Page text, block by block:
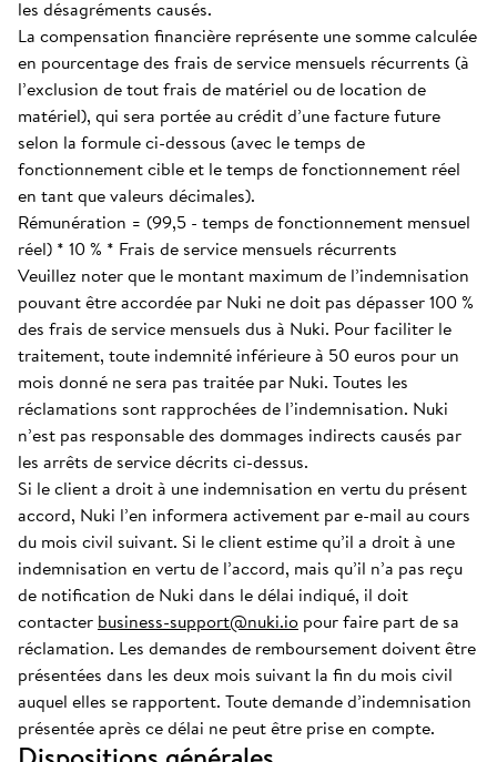
les désagréments causés.
La compensation financière représente une somme calculée
en pourcentage des frais de service mensuels récurrents (à
l’exclusion de tout frais de matériel ou de location de
matériel), qui sera portée au crédit d’une facture future
selon la formule ci-dessous (avec le temps de
fonctionnement cible et le temps de fonctionnement réel
en tant que valeurs décimales).
Rémunération = (99,5 - temps de fonctionnement mensuel
réel) * 10 % * Frais de service mensuels récurrents
Veuillez noter que le montant maximum de l’indemnisation
pouvant être accordée par Nuki ne doit pas dépasser 100 %
des frais de service mensuels dus à Nuki. Pour faciliter le
traitement, toute indemnité inférieure à 50 euros pour un
mois donné ne sera pas traitée par Nuki. Toutes les
réclamations sont rapprochées de l’indemnisation. Nuki
n’est pas responsable des dommages indirects causés par
les arrêts de service décrits ci-dessus.
Si le client a droit à une indemnisation en vertu du présent
accord, Nuki l’en informera activement par e-mail au cours
du mois civil suivant. Si le client estime qu’il a droit à une
indemnisation en vertu de l’accord, mais qu’il n’a pas reçu
de notification de Nuki dans le délai indiqué, il doit
contacter business-support@nuki.io pour faire part de sa
réclamation. Les demandes de remboursement doivent être
présentées dans les deux mois suivant la fin du mois civil
auquel elles se rapportent. Toute demande d’indemnisation
présentée après ce délai ne peut être prise en compte.